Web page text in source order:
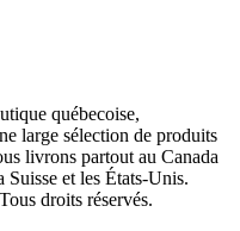
québecoise,
large sélection de produits
livrons partout au Canada
et les États-Unis.
droits réservés.